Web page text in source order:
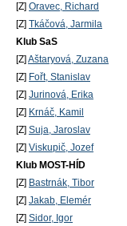
[Z] Oravec, Richard
[Z] Tkáčová, Jarmila
Klub SaS
[Z] Aštaryová, Zuzana
[Z] Fořt, Stanislav
[Z] Jurinová, Erika
[Z] Krnáč, Kamil
[Z] Suja, Jaroslav
[Z] Viskupič, Jozef
Klub MOST-HÍD
[Z] Bastrnák, Tibor
[Z] Jakab, Elemér
[Z] Sidor, Igor